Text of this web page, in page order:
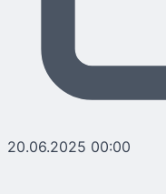
20.06.2025 00:00